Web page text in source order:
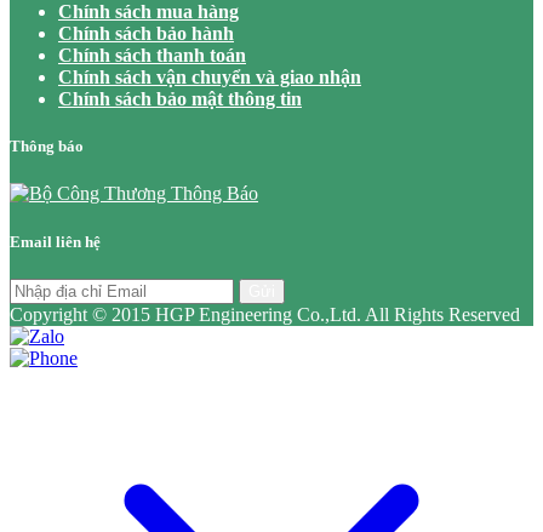
Chính sách mua hàng
Chính sách bảo hành
Chính sách thanh toán
Chính sách vận chuyển và giao nhận
Chính sách bảo mật thông tin
Thông báo
Email liên hệ
Copyright © 2015 HGP Engineering Co.,Ltd. All Rights Reserved